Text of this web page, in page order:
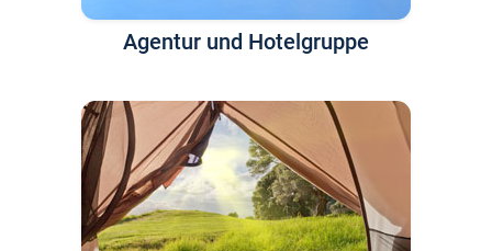
Agentur und Hotelgruppe